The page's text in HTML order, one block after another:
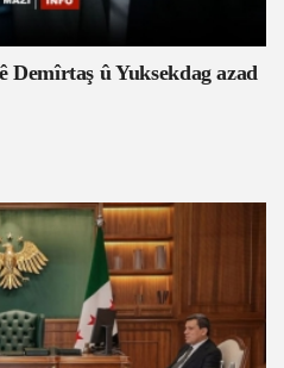
Demîrtaş û Yuksekdag azad